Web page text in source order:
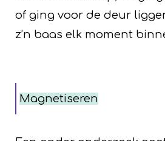
of ging voor de deur
z’n baas elk moment
Magnetiseren